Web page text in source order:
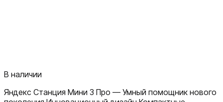
В наличии
Яндекс Станция Мини 3 Про — Умный помощник нового